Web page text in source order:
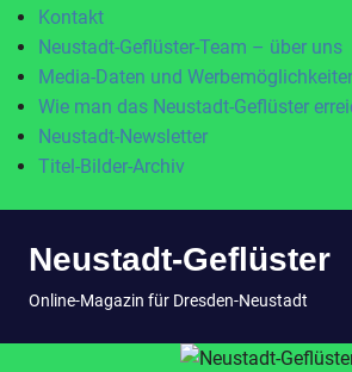
Kontakt
Neustadt-Geflüster-Team – über uns
Media-Daten und
Wie man das Neustadt-Geflüster
Neustadt-Newsletter
Titel-Bilder-Archiv
InhaltNeustadt-Geflüster
Online-Magazin für Dresden-Neustadt